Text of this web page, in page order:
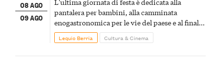
08 AGO
09 AGO
pantalera per bambini, alla camminata
enogastronomica per le vie del paese e al finale
pirotecnico
Lequio Berria Cultura & Cinema